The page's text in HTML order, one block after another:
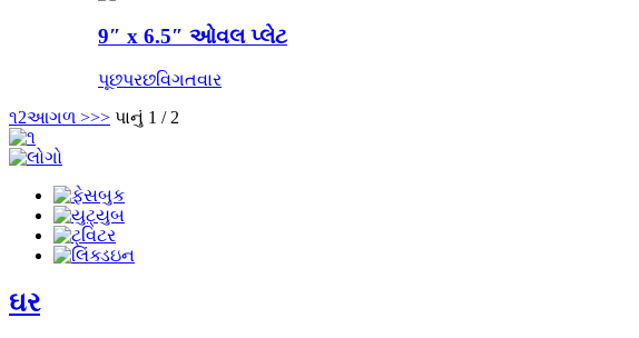
9″ x 6.5″ ઓવલ પ્લેટ
પૂછપરછવિગતવાર
૧2આગળ >>> પાનું 1 / 2
ઘર